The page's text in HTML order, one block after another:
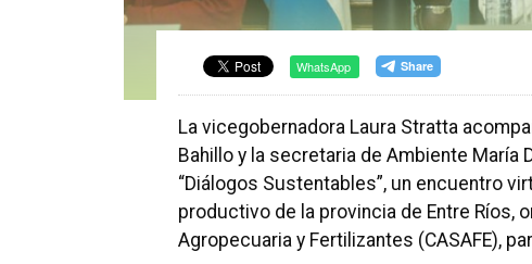
WhatsApp
La vicegobernadora Laura Stratta
Bahillo y la secretaria de Ambiente María
“Diálogos Sustentables”, un encuentro
productivo de la provincia de Entre Ríos,
Agropecuaria y Fertilizantes (CASAFE),